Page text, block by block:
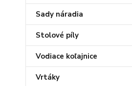
Sady náradia
Stolové píly
Vodiace koľajnice
Vrtáky